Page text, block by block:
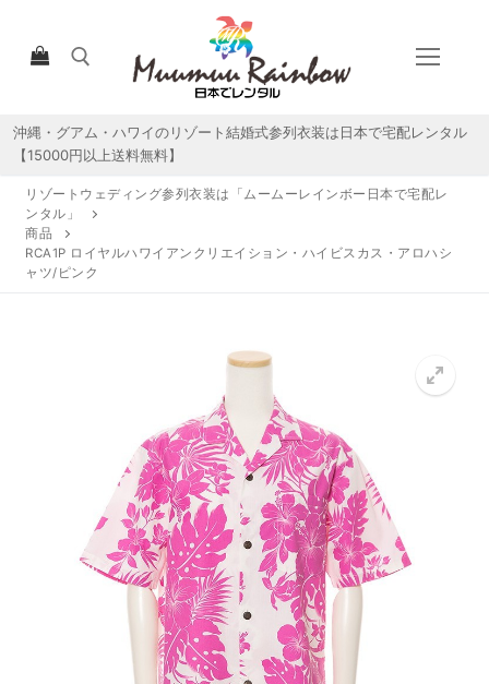
ツ
検索:
沖縄・グアム・ハワイのリゾート結婚式参列衣装は日本で宅配レンタル
【15000円以上送料無料】
HOME
宅配レンタルについて
宅配レンタル商品一覧
来店試着
お客様の声
お問い合わせ
来店レンタル
リゾートウェディング参列衣装は「ムームーレインボー日本で宅配レ
ンタル」
商品
RCA1P ロイヤルハワイアンクリエイション・ハイビスカス・アロハシ
ャツ/ピンク